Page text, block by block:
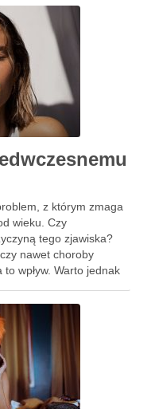
z którym zmaga
wieku. Czy
tego zjawiska?
nawet choroby
wpływ. Warto jednak